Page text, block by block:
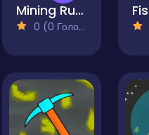
Mining Rush
0 (0 Голосів)